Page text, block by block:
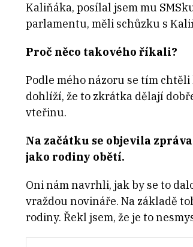
Kaliňáka, posílal jsem mu
parlamentu, měli schůzku s
Proč něco takového říkali?
Podle mého názoru se tím
dohlíží, že to zkrátka dělají
vteřinu.
Na začátku se objevila
jako rodiny obětí.
Oni nám navrhli, jak by se to
vraždou novináře. Na základě
rodiny. Řekl jsem, že je to